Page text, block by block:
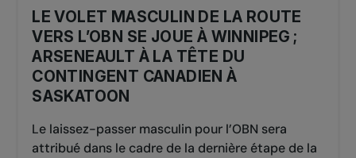
LE VOLET MASCULIN DE LA ROUTE
VERS L’OBN SE JOUE À WINNIPEG ;
ARSENEAULT À LA TÊTE DU
CONTINGENT CANADIEN À
SASKATOON
Le laissez-passer masculin pour l’OBN sera
attribué dans le cadre de la dernière étape de la